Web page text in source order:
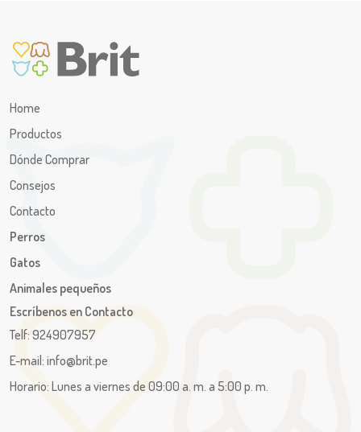
Home
Productos
Dónde Comprar
Consejos
Contacto
Perros
Gatos
Animales pequeños
Escríbenos en Contacto
Telf: 924907957
E-mail: info@brit.pe
Horario: Lunes a viernes de 09:00 a. m. a 5:00 p. m.